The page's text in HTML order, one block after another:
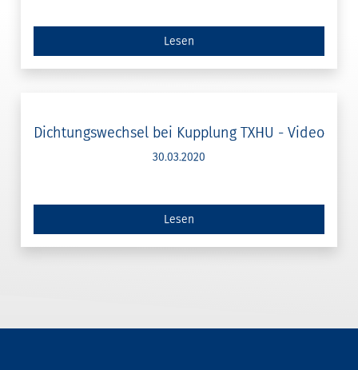
Lesen
Dichtungswechsel bei Kupplung TXHU - Video
30.03.2020
Lesen